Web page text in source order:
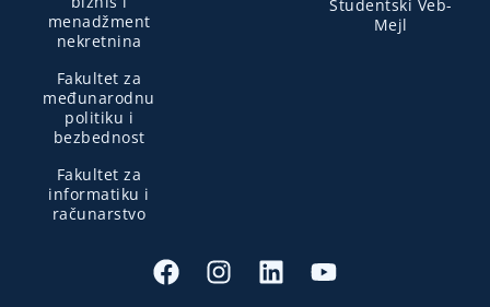
menadžment
nekretnina
Fakultet za
međunarodnu
politiku i
bezbednost
Fakultet za
informatiku i
računarstvo
Studentski Veb-
Mejl